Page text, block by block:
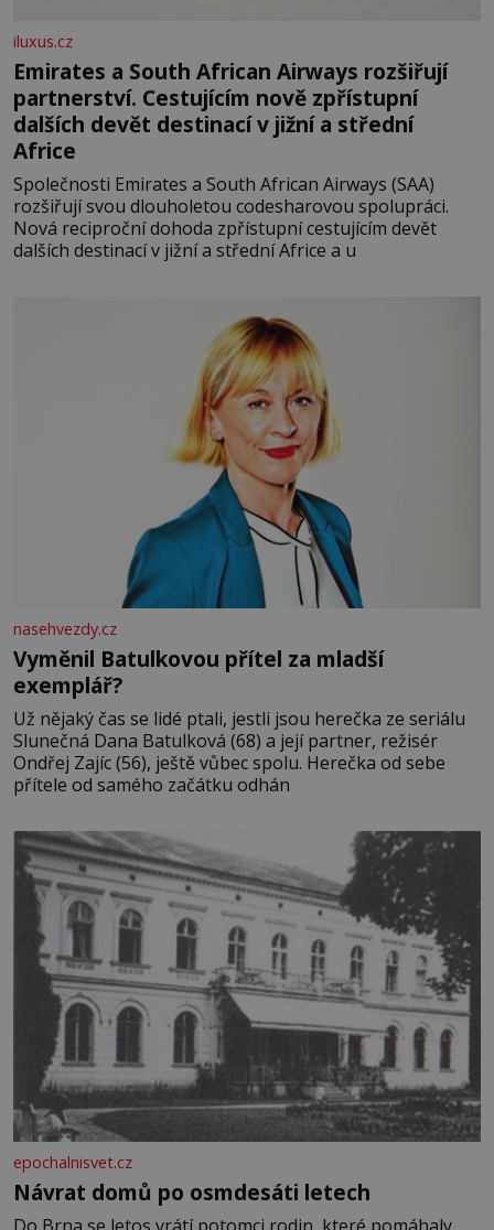
iluxus.cz
Emirates a South African Airways rozšiřují
partnerství. Cestujícím nově zpřístupní
dalších devět destinací v jižní a střední
Africe
Společnosti Emirates a South African Airways (SAA)
rozšiřují svou dlouholetou codesharovou spolupráci.
Nová reciproční dohoda zpřístupní cestujícím devět
dalších destinací v jižní a střední Africe a u
nasehvezdy.cz
Vyměnil Batulkovou přítel za mladší
exemplář?
Už nějaký čas se lidé ptali, jestli jsou herečka ze seriálu
Slunečná Dana Batulková (68) a její partner, režisér
Ondřej Zajíc (56), ještě vůbec spolu. Herečka od sebe
přítele od samého začátku odhán
epochalnisvet.cz
Návrat domů po osmdesáti letech